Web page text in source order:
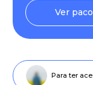
Ver
Para ter